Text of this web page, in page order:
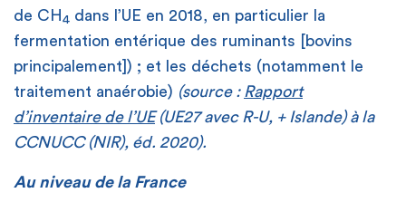
de CH 4 dans l’UE en 2018, en particulier la
fermentation entérique des ruminants [bovins
principalement]) ; et les déchets (notamment le
traitement anaérobie) (source : Rapport
d’inventaire de l’UE(UE27 avec R-U, + Islande) à la
CCNUCC (NIR), éd. 2020).
Au niveau de la France